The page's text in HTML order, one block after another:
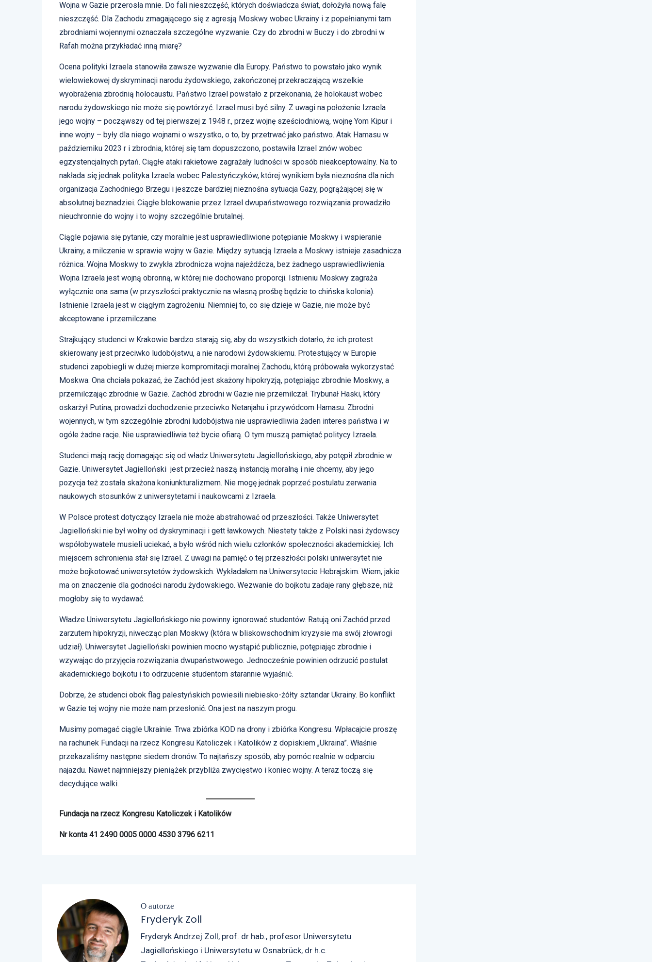
Wojna w Gazie przerosła mnie. Do fali nieszczęść, których doświadcza świat, dołożyła nową falę
nieszczęść. Dla Zachodu zmagającego się z agresją Moskwy wobec Ukrainy i z popełnianymi tam
zbrodniami wojennymi oznaczała szczególne wyzwanie. Czy do zbrodni w Buczy i do zbrodni w
Rafah można przykładać inną miarę?
Ocena polityki Izraela stanowiła zawsze wyzwanie dla Europy. Państwo to powstało jako wynik
wielowiekowej dyskryminacji narodu żydowskiego, zakończonej przekraczającą wszelkie
wyobrażenia zbrodnią holocaustu. Państwo Izrael powstało z przekonania, że holokaust wobec
narodu żydowskiego nie może się powtórzyć. Izrael musi być silny. Z uwagi na położenie Izraela
jego wojny – począwszy od tej pierwszej z 1948 r., przez wojnę sześciodniową, wojnę Yom Kipur i
inne wojny – były dla niego wojnami o wszystko, o to, by przetrwać jako państwo. Atak Hamasu w
październiku 2023 r i zbrodnia, której się tam dopuszczono, postawiła Izrael znów wobec
egzystencjalnych pytań. Ciągłe ataki rakietowe zagrażały ludności w sposób nieakceptowalny. Na to
nakłada się jednak polityka Izraela wobec Palestyńczyków, której wynikiem była nieznośna dla nich
organizacja Zachodniego Brzegu i jeszcze bardziej nieznośna sytuacja Gazy, pogrążającej się w
absolutnej beznadziei. Ciągłe blokowanie przez Izrael dwupaństwowego rozwiązania prowadziło
nieuchronnie do wojny i to wojny szczególnie brutalnej.
Ciągle pojawia się pytanie, czy moralnie jest usprawiedliwione potępianie Moskwy i wspieranie
Ukrainy, a milczenie w sprawie wojny w Gazie. Między sytuacją Izraela a Moskwy istnieje zasadnicza
różnica. Wojna Moskwy to zwykła zbrodnicza wojna najeźdźcza, bez żadnego usprawiedliwienia.
Wojna Izraela jest wojną obronną, w której nie dochowano proporcji. Istnieniu Moskwy zagraża
wyłącznie ona sama (w przyszłości praktycznie na własną prośbę będzie to chińska kolonia).
Istnienie Izraela jest w ciągłym zagrożeniu. Niemniej to, co się dzieje w Gazie, nie może być
akceptowane i przemilczane.
Strajkujący studenci w Krakowie bardzo starają się, aby do wszystkich dotarło, że ich protest
skierowany jest przeciwko ludobójstwu, a nie narodowi żydowskiemu. Protestujący w Europie
studenci zapobiegli w dużej mierze kompromitacji moralnej Zachodu, którą próbowała wykorzystać
Moskwa. Ona chciała pokazać, że Zachód jest skażony hipokryzją, potępiając zbrodnie Moskwy, a
przemilczając zbrodnie w Gazie. Zachód zbrodni w Gazie nie przemilczał. Trybunał Haski, który
oskarżył Putina, prowadzi dochodzenie przeciwko Netanjahu i przywódcom Hamasu. Zbrodni
wojennych, w tym szczególnie zbrodni ludobójstwa nie usprawiedliwia żaden interes państwa i w
ogóle żadne racje. Nie usprawiedliwia też bycie ofiarą. O tym muszą pamiętać politycy Izraela.
Studenci mają rację domagając się od władz Uniwersytetu Jagiellońskiego, aby potępił zbrodnie w
Gazie. Uniwersytet Jagielloński jest przecież naszą instancją moralną i nie chcemy, aby jego
pozycja też została skażona koniunkturalizmem. Nie mogę jednak poprzeć postulatu zerwania
naukowych stosunków z uniwersytetami i naukowcami z Izraela.
W Polsce protest dotyczący Izraela nie może abstrahować od przeszłości. Także Uniwersytet
Jagielloński nie był wolny od dyskryminacji i gett ławkowych. Niestety także z Polski nasi żydowscy
współobywatele musieli uciekać, a było wśród nich wielu członków społeczności akademickiej. Ich
miejscem schronienia stał się Izrael. Z uwagi na pamięć o tej przeszłości polski uniwersytet nie
może bojkotować uniwersytetów żydowskich. Wykładałem na Uniwersytecie Hebrajskim. Wiem, jakie
ma on znaczenie dla godności narodu żydowskiego. Wezwanie do bojkotu zadaje rany głębsze, niż
mogłoby się to wydawać.
Władze Uniwersytetu Jagiellońskiego nie powinny ignorować studentów. Ratują oni Zachód przed
zarzutem hipokryzji, niwecząc plan Moskwy (która w bliskowschodnim kryzysie ma swój złowrogi
udział). Uniwersytet Jagielloński powinien mocno wystąpić publicznie, potępiając zbrodnie i
wzywając do przyjęcia rozwiązania dwupaństwowego. Jednocześnie powinien odrzucić postulat
akademickiego bojkotu i to odrzucenie studentom starannie wyjaśnić.
Dobrze, że studenci obok flag palestyńskich powiesili niebiesko-żółty sztandar Ukrainy. Bo konflikt
w Gazie tej wojny nie może nam przesłonić. Ona jest na naszym progu.
Musimy pomagać ciągle Ukrainie. Trwa zbiórka KOD na drony i zbiórka Kongresu. Wpłacajcie proszę
na rachunek Fundacji na rzecz Kongresu Katoliczek i Katolików z dopiskiem „Ukraina”. Właśnie
przekazaliśmy następne siedem dronów. To najtańszy sposób, aby pomóc realnie w odparciu
najazdu. Nawet najmniejszy pieniążek przybliża zwycięstwo i koniec wojny. A teraz toczą się
decydujące walki.
Fundacja na rzecz Kongresu Katoliczek i Katolików
Nr konta 41 2490 0005 0000 4530 3796 6211
O autorze
Fryderyk Zoll
Fryderyk Andrzej Zoll, prof. dr hab., profesor Uniwersytetu
Jagiellońskiego i Uniwersytetu w Osnabrück, dr h.c.